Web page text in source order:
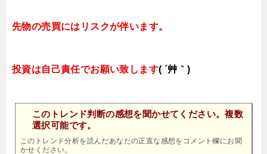
先物の売買にはリスクが伴います。
投資は自己責任でお願い致します( ´艸｀)
このトレンド判断の感想を聞かせてください。複数
選択可能です。
このトレンド分析を読んだあなたの正直な感想をコメント欄にお聞
かせください。